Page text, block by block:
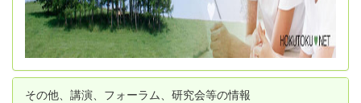
その他、講演、フォーラム、研究会等の情報